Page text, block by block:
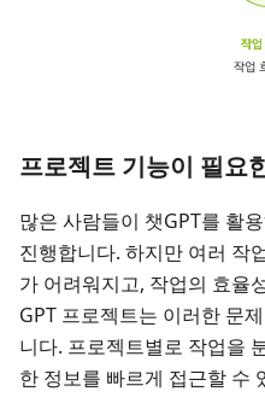
프로젝트 기능이 필요
많은 사람들이 챗GPT를 활
진행합니다. 하지만 여러 작
가 어려워지고, 작업의 효율
GPT 프로젝트는 이러한 문
니다. 프로젝트별로 작업을
한 정보를 빠르게 접근할 수